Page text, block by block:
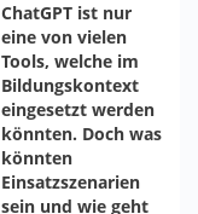
ChatGPT ist nur
eine von vielen
Tools, welche im
Bildungskontext
eingesetzt werden
könnten. Doch was
könnten
Einsatzszenarien
sein und wie geht